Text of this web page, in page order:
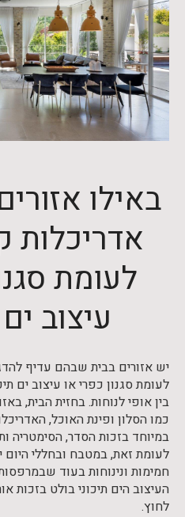
באילו
אדריכלות
לעומת
עיצוב
יש אזורים בבית שבהם עדיף
לעומת סגנון כפרי או עיצוב ים
בין אופי לנוחות. בחזית הבית,
כמו הסלון ופינת האוכל,
במיוחד בזכות הסדר, הסימטריה
לעומת זאת, במטבח ובחללי היום
חמימות ונינוחות בעוד
העיצוב הים תיכוני בולט בזכות
לחוץ.